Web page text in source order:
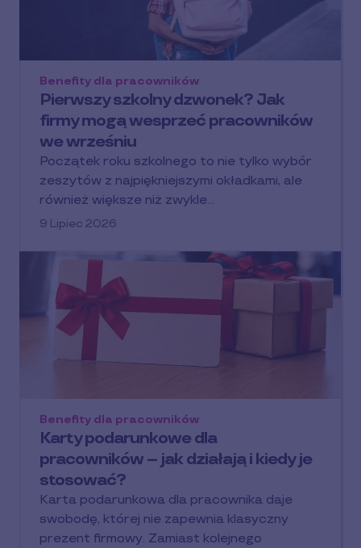
Pierwszy szkolny dzwonek? Jak
firmy mogą wesprzeć pracowników
we wrześniu
Benefity dla pracowników
Początek roku szkolnego to nie tylko wybór
zeszytów z najpiękniejszymi okładkami, ale
również większe niż zwykle…
9 Lipiec 2026
Karty podarunkowe dla
pracowników – jak działają i kiedy je
stosować?
Benefity dla pracowników
Karta podarunkowa dla pracownika daje
swobodę, której nie zapewnia klasyczny
prezent firmowy. Zamiast kolejnego